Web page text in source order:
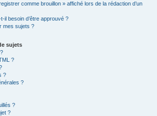
comme brouillon » affiché lors de la rédaction d’un
il besoin d’être approuvé ?
mes sujets ?
sujets
?
?
?
?
?